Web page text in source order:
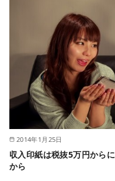
2014年1月25日
収入印紙は税抜5万円から
から